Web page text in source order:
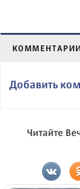
Добавить
Читайте